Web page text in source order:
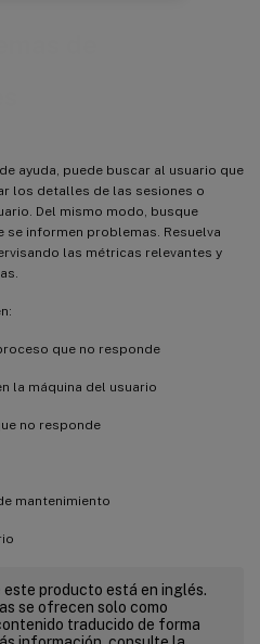
ayuda, puede buscar al usuario que
los detalles de las sesiones o
Del mismo modo, busque
informen problemas. Resuelva
las métricas relevantes y
que no responde
la máquina del usuario
no responde
mantenimiento
producto está en inglés.
se ofrecen solo como
traducido de forma